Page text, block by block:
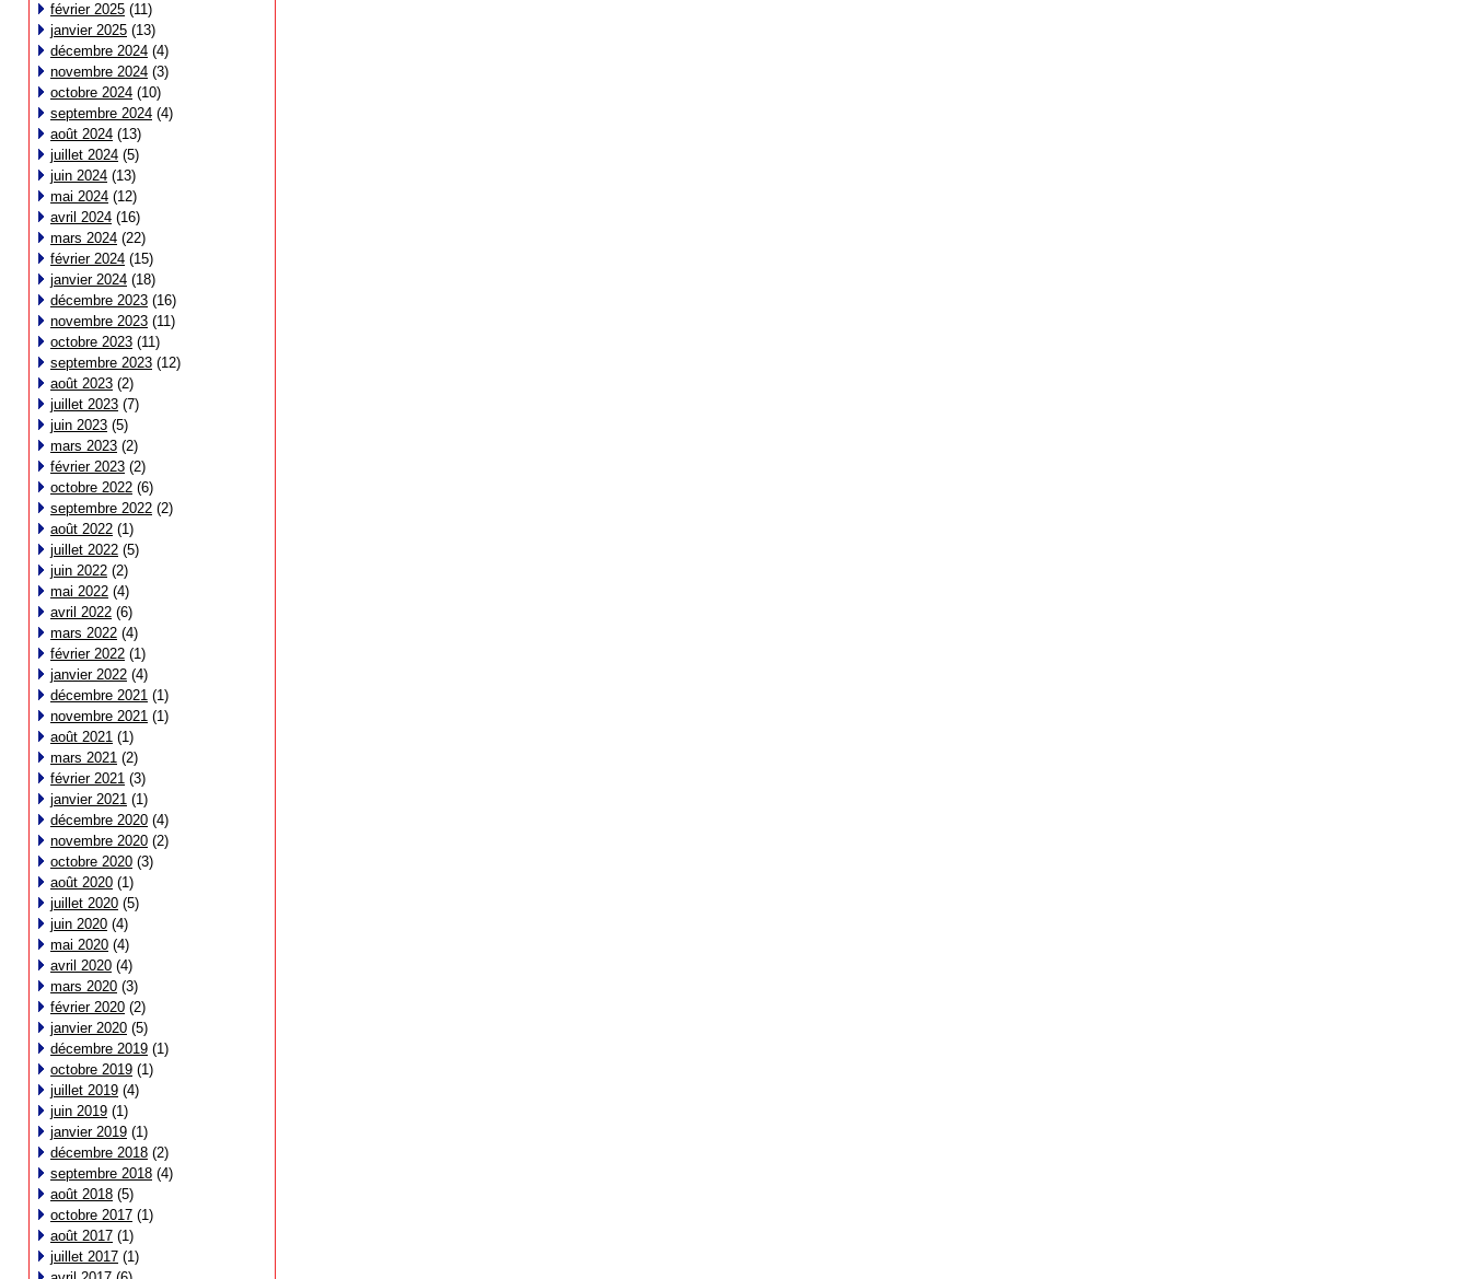
février 2025 (11)
janvier 2025 (13)
décembre 2024 (4)
novembre 2024 (3)
octobre 2024 (10)
septembre 2024 (4)
août 2024 (13)
juillet 2024 (5)
juin 2024 (13)
mai 2024 (12)
avril 2024 (16)
mars 2024 (22)
février 2024 (15)
janvier 2024 (18)
décembre 2023 (16)
novembre 2023 (11)
octobre 2023 (11)
septembre 2023 (12)
août 2023 (2)
juillet 2023 (7)
juin 2023 (5)
mars 2023 (2)
février 2023 (2)
octobre 2022 (6)
septembre 2022 (2)
août 2022 (1)
juillet 2022 (5)
juin 2022 (2)
mai 2022 (4)
avril 2022 (6)
mars 2022 (4)
février 2022 (1)
janvier 2022 (4)
décembre 2021 (1)
novembre 2021 (1)
août 2021 (1)
mars 2021 (2)
février 2021 (3)
janvier 2021 (1)
décembre 2020 (4)
novembre 2020 (2)
octobre 2020 (3)
août 2020 (1)
juillet 2020 (5)
juin 2020 (4)
mai 2020 (4)
avril 2020 (4)
mars 2020 (3)
février 2020 (2)
janvier 2020 (5)
décembre 2019 (1)
octobre 2019 (1)
juillet 2019 (4)
juin 2019 (1)
janvier 2019 (1)
décembre 2018 (2)
septembre 2018 (4)
août 2018 (5)
octobre 2017 (1)
août 2017 (1)
juillet 2017 (1)